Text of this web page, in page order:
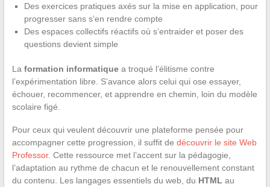
Des exercices pratiques axés sur la mise en application, pour
progresser sans s’en rendre compte
Des espaces collectifs réactifs où s’entraider et poser des
questions devient simple
La formation informatiquea troqué l’élitisme contre
l’expérimentation libre. S’avance alors celui qui ose essayer,
échouer, recommencer, et apprendre en chemin, loin du modèle
scolaire figé.
Pour ceux qui veulent découvrir une plateforme pensée pour
accompagner cette progression, il suffit de découvrir le site Web
Professor. Cette ressource met l’accent sur la pédagogie,
l’adaptation au rythme de chacun et le renouvellement constant
du contenu. Les langages essentiels du web, du HTML au